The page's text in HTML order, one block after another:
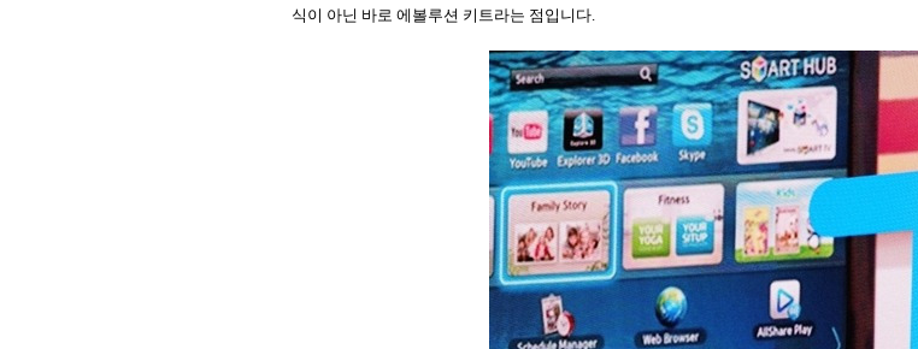
식이 아닌 바로 에볼루션 키트라는 점입니다.